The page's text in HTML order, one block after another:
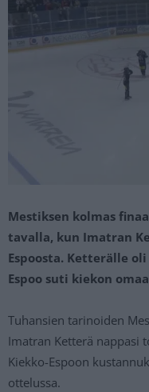
Mestiksen kolmas
tavalla, kun Imatran
Espoosta. Ketterälle
Espoo suti kiekon
Tuhansien tarinoiden
Imatran Ketterä nappasi
Kiekko-Espoon
ottelussa.